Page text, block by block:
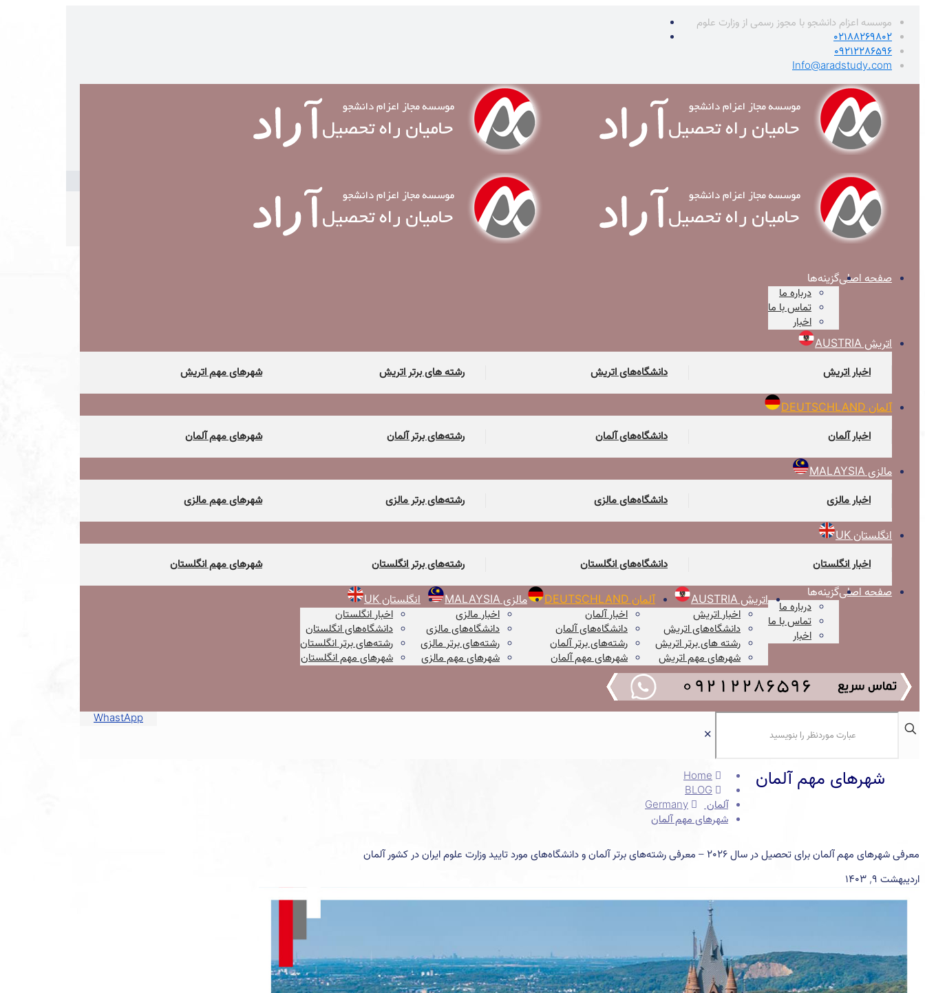
موسسه اعزام دانشجو با مجوز رسمی از وزارت علوم
02188269802
09212286596
Info@aradstudy.com
صفحه اصلیگزینه‌ها
درباره ما
تماس با ما
اخبار
اتریش AUSTRIA
اخبار اتریش دانشگاه‌های اتریش رشته های برتر اتریش شهرهای مهم اتریش
آلمان DEUTSCHLAND
اخبار آلمان دانشگاه‌های آلمان رشته‌های برتر آلمان شهرهای مهم آلمان
مالزی MALAYSIA
اخبار مالزی دانشگاه‌های مالزی رشته‌های برتر مالزی شهرهای مهم مالزی
انگلستان UK
اخبار انگلستان دانشگاه‌های انگلستان رشته‌های برتر انگلستان شهرهای مهم انگلستان
صفحه اصلیگزینه‌ها
درباره ما
تماس با ما
اخبار
اتریش AUSTRIA
اخبار اتریش
دانشگاه‌های اتریش
رشته های برتر اتریش
شهرهای مهم اتریش
آلمان DEUTSCHLAND
اخبار آلمان
دانشگاه‌های آلمان
رشته‌های برتر آلمان
شهرهای مهم آلمان
مالزی MALAYSIA
اخبار مالزی
دانشگاه‌های مالزی
رشته‌های برتر مالزی
شهرهای مهم مالزی
انگلستان UK
اخبار انگلستان
دانشگاه‌های انگلستان
رشته‌های برتر انگلستان
شهرهای مهم انگلستان
WhastApp
✕
شهرهای مهم آلمان
Home
BLOG
آلمان Germany
شهرهای مهم آلمان
معرفی شهرهای مهم آلمان برای تحصیل در سال 2026 – معرفی رشته‌های برتر آلمان و دانشگاه‌های مورد تایید وزارت علوم ایران در کشور آلمان
اردیبهشت ۹, ۱۴۰۳